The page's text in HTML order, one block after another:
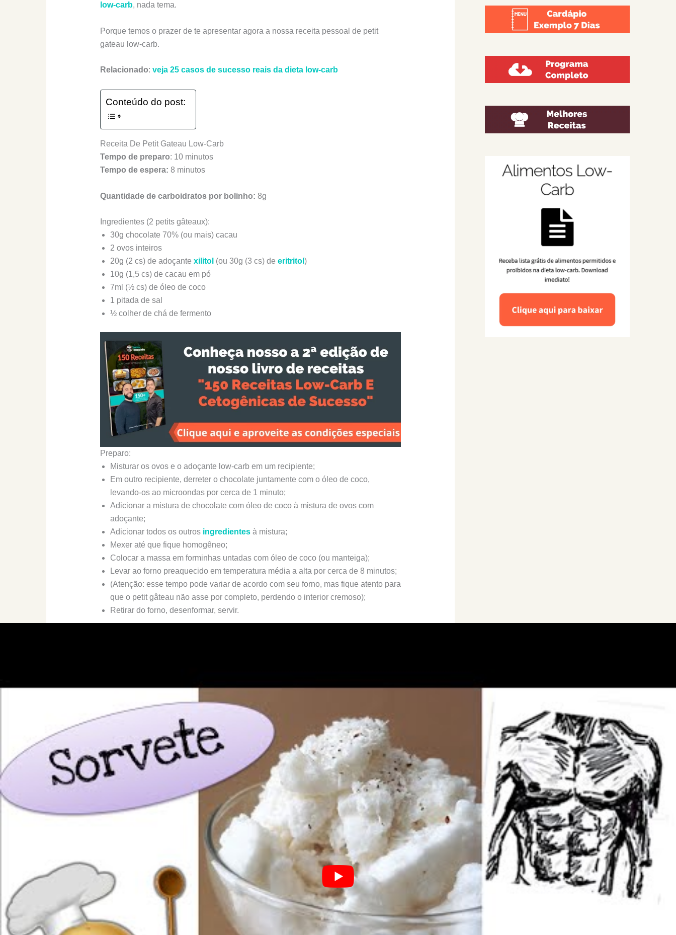
low-carb, nada tema.
Porque temos o prazer de te apresentar agora a nossa receita pessoal de petit
gateau low-carb.
Relacionado: veja 25 casos de sucesso reais da dieta low-carb
Conteúdo do post:
Receita De Petit Gateau Low-Carb
Tempo de preparo: 10 minutos
Tempo de espera: 8 minutos
Quantidade de carboidratos por bolinho: 8g
Ingredientes (2 petits gâteaux):
30g chocolate 70% (ou mais) cacau
2 ovos inteiros
20g (2 cs) de adoçante xilitol (ou 30g (3 cs) de eritritol )
10g (1,5 cs) de cacau em pó
7ml (½ cs) de óleo de coco
1 pitada de sal
½ colher de chá de fermento
Preparo:
Misturar os ovos e o adoçante low-carb em um recipiente;
Em outro recipiente, derreter o chocolate juntamente com o óleo de coco,
levando-os ao microondas por cerca de 1 minuto;
Adicionar a mistura de chocolate com óleo de coco à mistura de ovos com
adoçante;
Adicionar todos os outros ingredientesà mistura;
Mexer até que fique homogêneo;
Colocar a massa em forminhas untadas com óleo de coco (ou manteiga);
Levar ao forno preaquecido em temperatura média a alta por cerca de 8 minutos;
(Atenção: esse tempo pode variar de acordo com seu forno, mas fique atento para
que o petit gâteau não asse por completo, perdendo o interior cremoso);
Retirar do forno, desenformar, servir.
A segunda é que o petit gâteau tradicional costuma ser servido junto a um sorvete.
Nesse caso, você também vai querer um sorvete low-carb
Então vou deixar abaixo o vídeo do sorvete de coco “keto-toso” (o sorvete
cetogênico ) que gravamos comnosso amigo Pedro Camargo .
O Pedro também é um cozinheiro de mão cheia e criou um
curso de receitas low-
— em que todas as receitas são ensinadas em vídeos de menos de 1
(O curso, adequadamente, se chama
Low-Carb Em 1 Minuto, e você pode saber
Por fim, a terceira observação é que fizemos esta receita pela primeira vez em
nosso canal do YouTube
Se você gosta de vídeos de receita e também se interessa pela sua saúde,
recomendo que
se inscreva no canal gratuitamente clicando aqui.